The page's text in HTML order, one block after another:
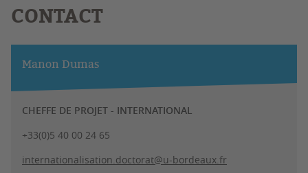
CONTACT
Manon Dumas
CHEFFE DE PROJET - INTERNATIONAL
+33(0)5 40 00 24 65
internationalisation.doctorat@u-bordeaux.fr